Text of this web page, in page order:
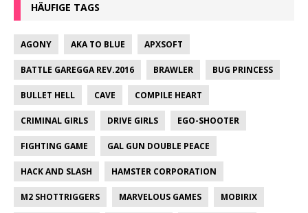
HÄUFIGE TAGS
AGONY AKA TO BLUE APXSOFT
BATTLE GAREGGA REV.2016 BRAWLER BUG PRINCESS
BULLET HELL CAVE COMPILE HEART
CRIMINAL GIRLS DRIVE GIRLS EGO-SHOOTER
FIGHTING GAME GAL GUN DOUBLE PEACE
HACK AND SLASH HAMSTER CORPORATION
M2 SHOTTRIGGERS MARVELOUS GAMES MOBIRIX